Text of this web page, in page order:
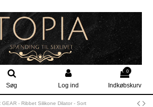
Søg Log ind
0
Indkøbskurv
GEAR - Ribbet Silikone Dilator - Sort